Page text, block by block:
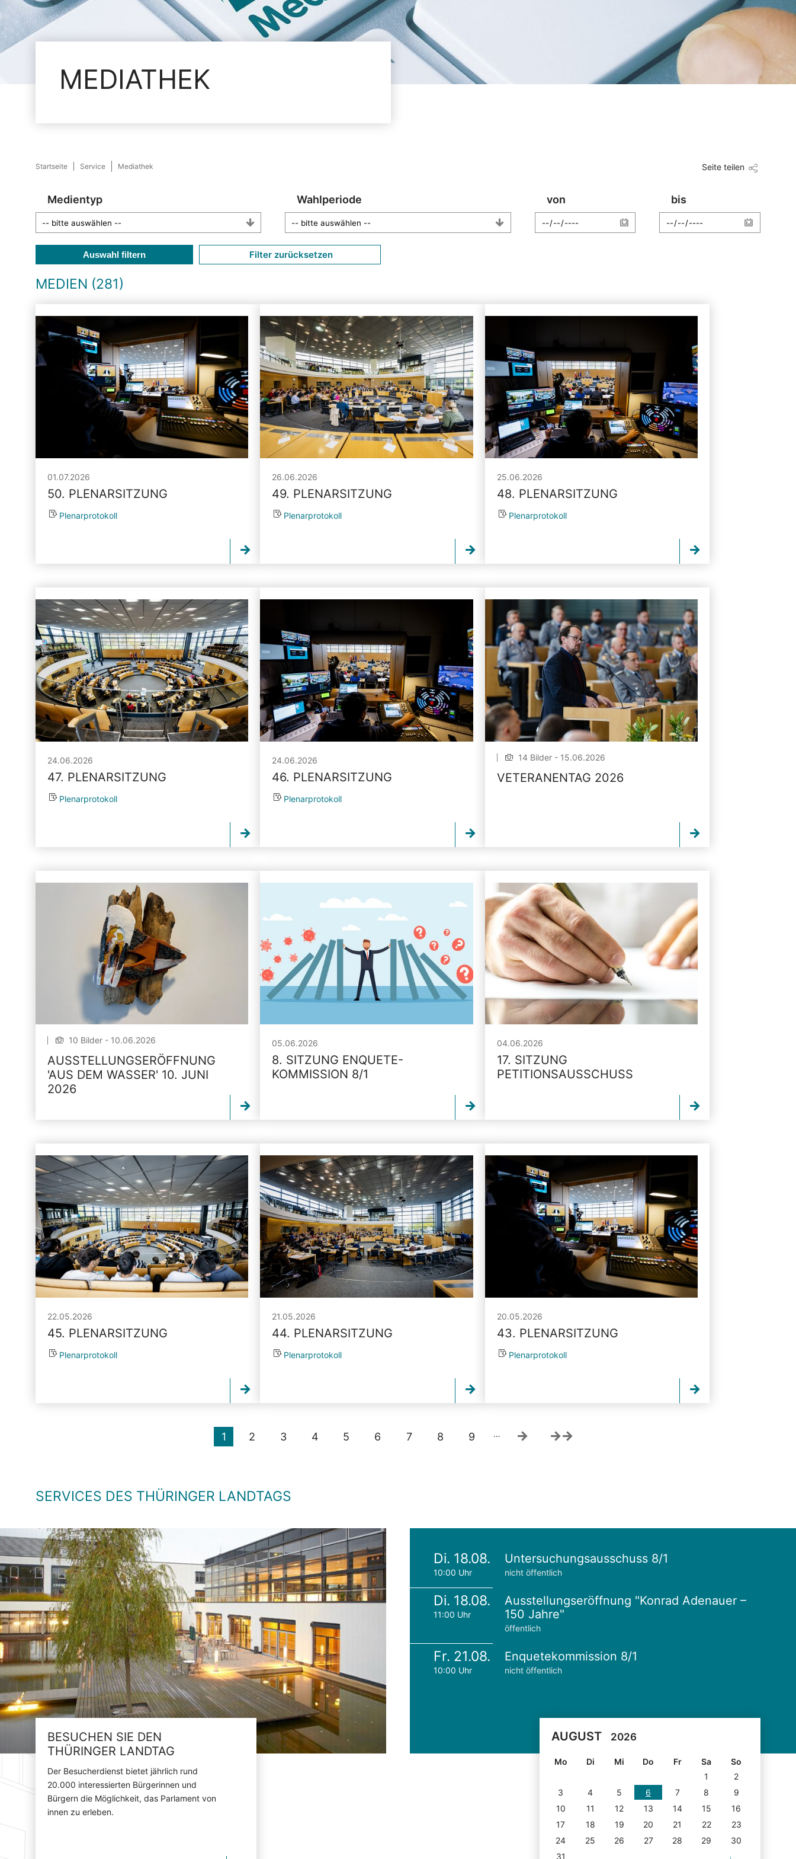
MEDIATHEK
Startseite Service Mediathek Seite teilen
Medientyp Wahlperiode von bis
Auswahl filtern Filter zurücksetzen
MEDIEN (281)
01.07.2026
50. PLENARSITZUNG
Plenarprotokoll
26.06.2026
49. PLENARSITZUNG
Plenarprotokoll
25.06.2026
48. PLENARSITZUNG
Plenarprotokoll
24.06.2026
47. PLENARSITZUNG
Plenarprotokoll
24.06.2026
46. PLENARSITZUNG
Plenarprotokoll
14 Bilder - 15.06.2026
VETERANENTAG 2026
10 Bilder - 10.06.2026
AUSSTELLUNGSERÖFFNUNG
'AUS DEM WASSER' 10. JUNI
2026
05.06.2026
8. SITZUNG ENQUETE-
KOMMISSION 8/1
04.06.2026
17. SITZUNG
PETITIONSAUSSCHUSS
22.05.2026
45. PLENARSITZUNG
Plenarprotokoll
21.05.2026
44. PLENARSITZUNG
Plenarprotokoll
20.05.2026
43. PLENARSITZUNG
Plenarprotokoll
1 2 3 4 5 6 7 8 9 …
SERVICES DES THÜRINGER LANDTAGS
BESUCHEN SIE DEN
THÜRINGER LANDTAG
Der Besucherdienst bietet jährlich rund
20.000 interessierten Bürgerinnen und
Bürgern die Möglichkeit, das Parlament von
innen zu erleben.
Di. 18.08.
10:00 Uhr
Untersuchungsausschuss 8/1
nicht öffentlich
Di. 18.08.
11:00 Uhr
Ausstellungseröffnung "Konrad Adenauer –
150 Jahre"
öffentlich
Fr. 21.08.
10:00 Uhr
Enquetekommission 8/1
nicht öffentlich
AUGUST 2026
Mo Di Mi Do Fr Sa
So
1
2
3
4 5 6 7 8
9
10
11 12 13 14 15
16
17
18 19 20 21 22
23
24
25 26 27 28 29
30
31